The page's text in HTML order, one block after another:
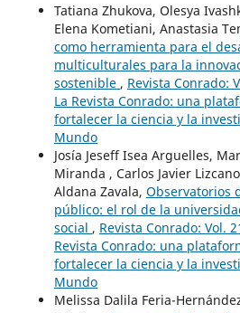
Tatiana Zhukova, Olesya
Elena Kometiani, Anastasia
como herramienta para el
multiculturales para la
sostenible , Revista Conrado:
La Revista Conrado: una
fortalecer la ciencia y la
Mundo
Josía Jeseff Isea Arguelles,
Miranda , Carlos Javier
Aldana Zavala, Observatorios
público: el rol de la
social , Revista Conrado: Vol.
Revista Conrado: una
fortalecer la ciencia y la
Mundo
Melissa Dalila Feria-